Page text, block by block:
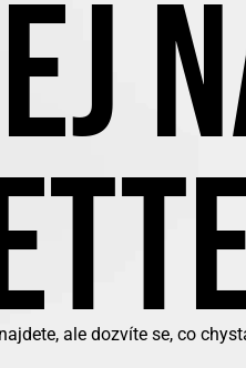
ale dozvíte se, co